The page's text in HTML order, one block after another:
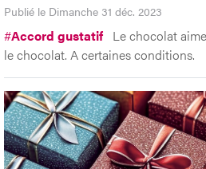
Publié le Dimanche 31 déc. 2023
#Accord gustatif Le chocolat
le chocolat. A certaines conditions.